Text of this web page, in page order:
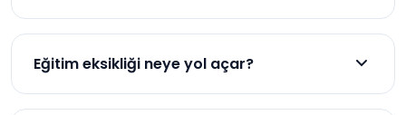
Doğru kriterler, otomatik raporlama ve kontrol
Eğitim eksikliği neye yol açar?
Yanlış kullanım, veri kaybı ve hatalı raporlama